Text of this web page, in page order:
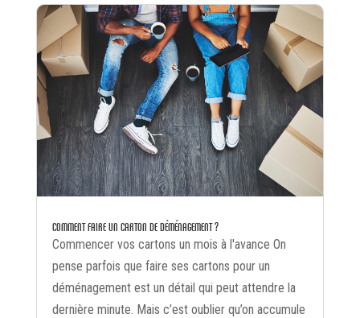
COMMENT FAIRE UN CARTON DE DÉMÉNAGEMENT ?
Commencer vos cartons un mois à l'avance On
pense parfois que faire ses cartons pour un
déménagement est un détail qui peut attendre la
dernière minute. Mais c’est oublier qu’on accumule